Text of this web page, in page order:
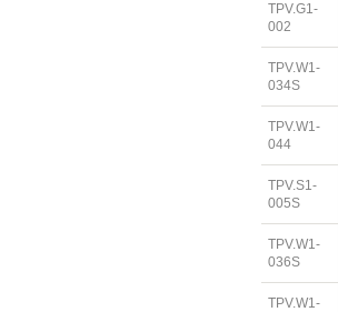
TPV.G1-
002
TPV.W1-
034S
TPV.W1-
044
TPV.S1-
005S
TPV.W1-
036S
TPV.W1-